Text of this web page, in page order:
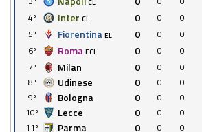
CL
4º
Inter CL 0 0 0
5º
Fiorentina EL 0 0 0
6º
Roma ECL 0 0 0
7º
Milan 0 0 0
8º
Udinese 0 0 0
9º
Bologna 0 0 0
10º
Lecce 0 0 0
11º
Parma 0 0 0